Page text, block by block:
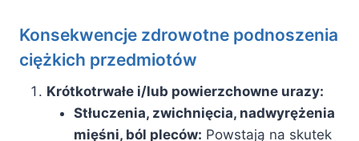
Konsekwencje zdrowotne podnoszenia
ciężkich przedmiotów
Krótkotrwałe i/lub powierzchowne urazy:
Stłuczenia, zwichnięcia, nadwyrężenia
mięśni, ból pleców: Powstają na skutek